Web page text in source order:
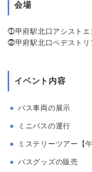
会場
⓵甲府駅北口アシストエ
⓶甲府駅北口ペデストリ
イベント内容
バス車両の展示
ミニバスの運行
ミステリーツアー【
バスグッズの販売